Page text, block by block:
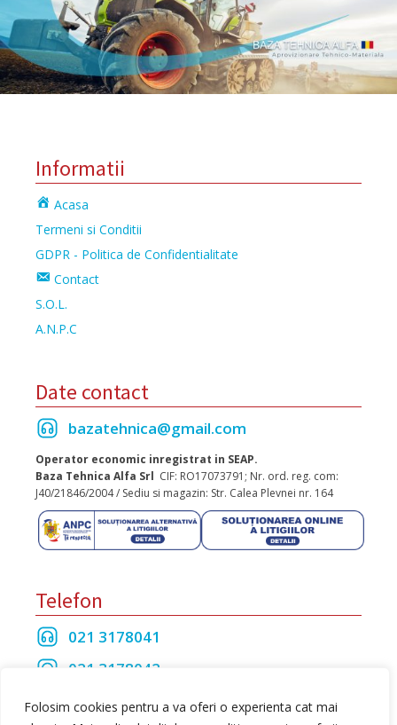
Folosim cookies pentru a va oferi o experienta cat mai
Informatii
Acasa
Termeni si Conditii
GDPR - Politica de Confidentialitate
Contact
S.O.L.
A.N.P.C
Date contact
bazatehnica@gmail.com
Operator economic inregistrat in SEAP.
Baza Tehnica Alfa Srl CIF: RO17073791; Nr. ord. reg. com:
J40/21846/2004 / Sediu si magazin: Str. Calea Plevnei nr. 164
Telefon
021 3178041
021 3178042
021 3175208